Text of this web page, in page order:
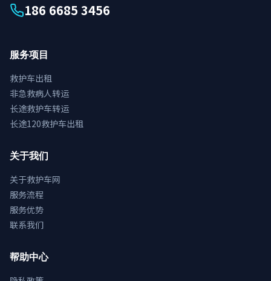
186 6685 3456
服务项目
救护车出租
非急救病人转运
长途救护车转运
长途120救护车出租
关于我们
关于救护车网
服务流程
服务优势
联系我们
帮助中心